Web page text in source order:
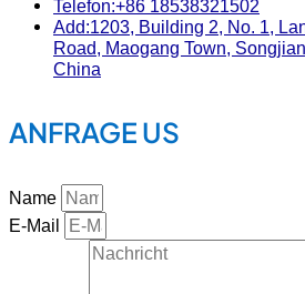
Telefon:+86 18538321502
Add:1203, Building 2, No. 1,
Road, Maogang Town,
China
ANFRAGE US
Name
E-Mail